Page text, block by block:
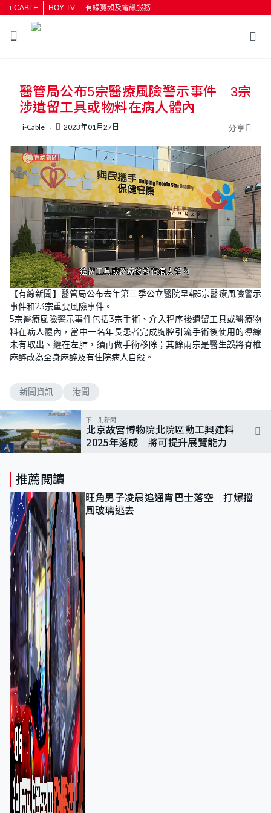
i-CABLE HOY TV 有線寬頻及電訊服務
按輸入鍵開始搜尋
醫管局公布5宗醫療風險警示事件 3宗
涉遺留工具或物料在病人體內
i-Cable 2023年01月27日 分享
U
n
m
u
t
e
o
a
e
d
:
7
2
.
9
7
【有線新聞】醫管局公布去年第三季公立醫院呈報5宗醫療風險警示
事件和23宗重要風險事件。
5宗醫療風險警示事件包括3宗手術、介入程序後遺留工具或醫療物
料在病人體內，當中一名年長患者完成胸腔引流手術後使用的導線
未有取出、纏在左肺，須再做手術移除；其餘兩宗是醫生誤將脊椎
麻醉改為全身麻醉及有住院病人自殺。
新聞資訊 港聞
下一則新聞
北京故宮博物院北院區動工興建料
2025年落成 將可提升展覽能力
推薦閱讀
旺角男子凌晨追通宵巴士落空 打爆擋
風玻璃逃去